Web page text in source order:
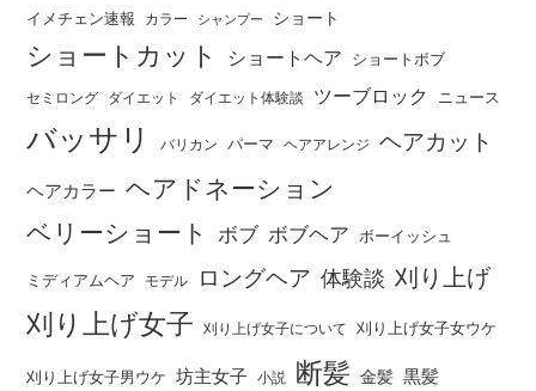
イメチェン速報 カラー シャンプー ショート
ショートカット ショートヘア ショートボブ
セミロング ダイエット ダイエット体験談 ツーブロック ニュース
バッサリ バリカン パーマ ヘアアレンジ ヘアカット
ヘアカラー ヘアドネーション
ベリーショート
ボブ ボブヘア ボーイッシュ
ミディアムヘア モデル ロングヘア 体験談 刈り上げ
刈り上げ女子 刈り上げ女子について 刈り上げ女子女ウケ
刈り上げ女子男ウケ 坊主女子 小説 断髪 金髪 黒髪